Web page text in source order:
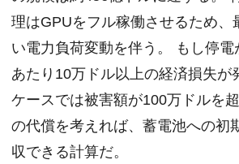
理はGPUをフル稼働させるため、
い電力負荷変動を伴う。 もし停電
あたり10万ドル以上の経済損失が
ケースでは被害額が100万ドルを
の代償を考えれば、蓄電池への初
収できる計算だ。